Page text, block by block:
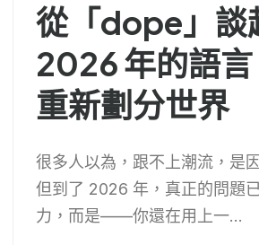
從「dope」談
2026 年的語
重新劃分世界
很多人以為，跟不上潮流，是
但到了 2026 年，真正的問題
力，而是——你還在用上一...